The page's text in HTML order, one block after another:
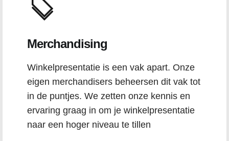
Merchandising
Winkelpresentatie is een vak apart. Onze
eigen merchandisers beheersen dit vak tot
in de puntjes. We zetten onze kennis en
ervaring graag in om je winkelpresentatie
naar een hoger niveau te tillen